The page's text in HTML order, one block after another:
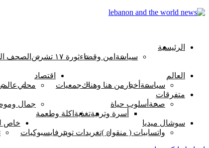
الرئيسية
سياسة امن وقضاءثورة ١٧ تشرين الصحف
العالم
سياسىة أخبار من هنا وهناكجمعيات
اقتصاد
محلي
متفرقات
صحة أسلوب حياة
أسرة وتربيةتغذية اكلة وطعمة
جمال
سوشال ميديا
واتسابيات ( منقول )تغريدات تويتر فايسبوكيات
خاص